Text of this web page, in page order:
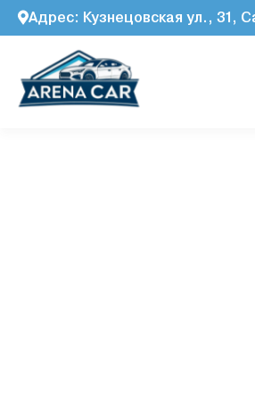
Адрес: Кузнецовская ул., 31,